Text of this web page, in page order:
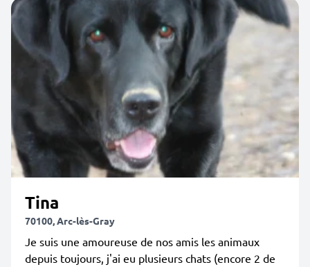
Tina
70100, Arc-lès-Gray
Je suis une amoureuse de nos amis les animaux
depuis toujours, j'ai eu plusieurs chats (encore 2 de